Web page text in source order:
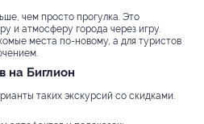
чем просто прогулка. Это
и атмосферу города через игру.
места по-новому, а для туристов
на Биглион
таких экскурсий со скидками.